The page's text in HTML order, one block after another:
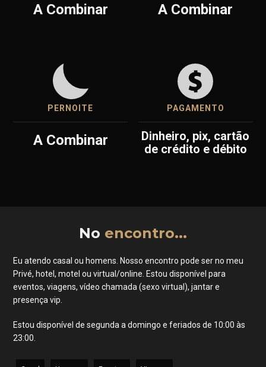
A Combinar A Combinar
PERNOITE
A Combinar
PAGAMENTO
dinheiro, pix, cartão
de crédito e débito
No encontro...
Eu atendo casal ou homens. Nosso encontro pode ser no meu
Privé, hotel, motel ou virtual/online. Estou disponível para
eventos, viagens, vídeo chamada (sexo virtual), jantar e
presença vip.
Estou disponível de segunda a domingo e feriados de 10:00 às
23:00.